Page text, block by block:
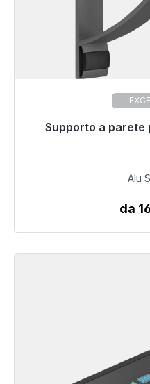
Supporto a parete
Pronto per la
Alu
da